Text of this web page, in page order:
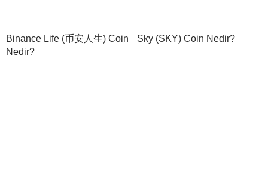
Binance Life (币安人生) Coin
Nedir?
Sky (SKY) Coin Nedir?